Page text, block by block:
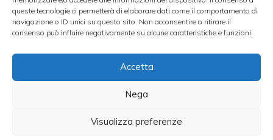
queste tecnologie ci permetterà di elaborare dati come il comportamento di
navigazione o ID unici su questo sito. Non acconsentire o ritirare il
consenso può influire negativamente su alcune caratteristiche e funzioni.
Accetta
Nega
Visualizza preferenze
impiegare circa 4 minuti. Poi toglietele con la
classica schiumarola e toglietele dall’olio
asciugando quello in eccesso su carta
assorbente da cucina.
Ora cominciate a
preparare la glassa al